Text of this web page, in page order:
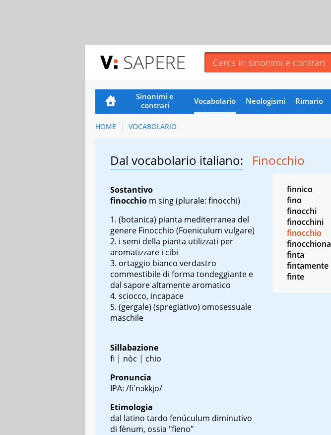
SAPERE
Sinonimi e
contrari
Vocabolario Neologismi Rimario
HOME VOCABOLARIO
Dal vocabolario italiano: Finocchio
Sostantivo
finocchio m sing(plurale: finocchi)
(botanica) pianta mediterranea del
genere Finocchio (Foeniculum vulgare)
i semi della pianta utilizzati per
aromatizzare i cibi
ortaggio bianco verdastro
commestibile di forma tondeggiante e
dal sapore altamente aromatico
sciocco, incapace
(gergale) (spregiativo) omosessuale
maschile
Sillabazione
fi | nòc | chio
Pronuncia
IPA: /fi'nɔkkjo/
Etimologia
dal latino tardo fenúculum diminutivo
di fènum, ossia "fieno"
finnico
fino
finocchi
finocchini
finocchio
finocchiona
finta
fintamente
finte